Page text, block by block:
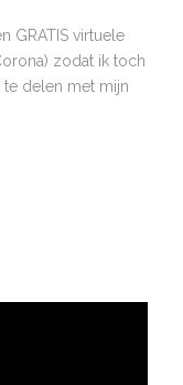
GRATIS virtuele
zodat ik toch
delen met mijn